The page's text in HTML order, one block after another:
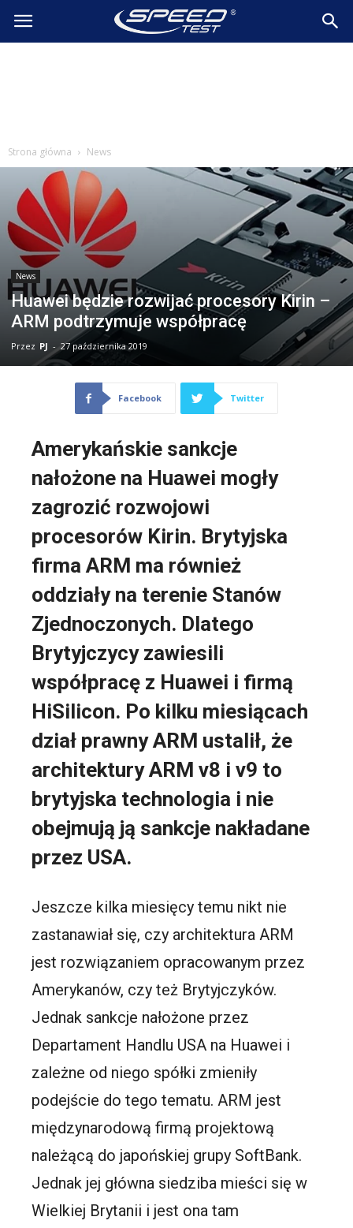
SpeedTest.pl
Strona główna News
News
Huawei będzie rozwijać procesory Kirin –
ARM podtrzymuje współpracę
Przez PJ - 27 października 2019
Facebook Twitter
Amerykańskie sankcje
nałożone na Huawei mogły
zagrozić rozwojowi
procesorów Kirin. Brytyjska
firma ARM ma również
oddziały na terenie Stanów
Zjednoczonych. Dlatego
Brytyjczycy zawiesili
współpracę z Huawei i firmą
HiSilicon. Po kilku miesiącach
dział prawny ARM ustalił, że
architektury ARM v8 i v9 to
brytyjska technologia i nie
obejmują ją sankcje nakładane
przez USA.
Jeszcze kilka miesięcy temu nikt nie
zastanawiał się, czy architektura ARM
jest rozwiązaniem opracowanym przez
Amerykanów, czy też Brytyjczyków.
Jednak sankcje nałożone przez
Departament Handlu USA na Huawei i
zależne od niego spółki zmieniły
podejście do tego tematu. ARM jest
międzynarodową firmą projektową
należącą do japońskiej grupy SoftBank.
Jednak jej główna siedziba mieści się w
Wielkiej Brytanii i jest ona tam